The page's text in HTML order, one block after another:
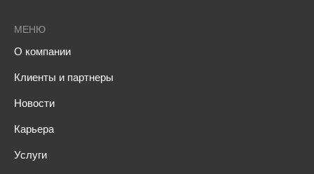
МЕНЮ
О компании
Клиенты и партнеры
Новости
Карьера
Услуги